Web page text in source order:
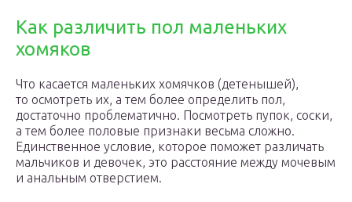
Как различить пол маленьких
хомяков
Что касается маленьких хомячков (детенышей),
то осмотреть их, а тем более определить пол,
достаточно проблематично. Посмотреть пупок, соски,
а тем более половые признаки весьма сложно.
Единственное условие, которое поможет различать
мальчиков и девочек, это расстояние между мочевым
и анальным отверстием.